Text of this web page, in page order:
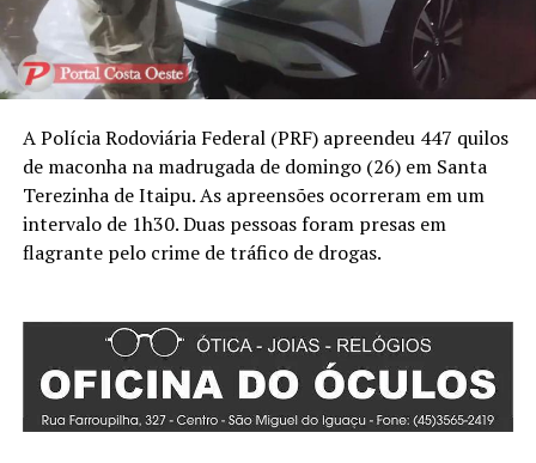
A Polícia Rodoviária Federal (PRF) apreendeu 447 quilos
de maconha na madrugada de domingo (26) em Santa
Terezinha de Itaipu. As apreensões ocorreram em um
intervalo de 1h30. Duas pessoas foram presas em
flagrante pelo crime de tráfico de drogas.